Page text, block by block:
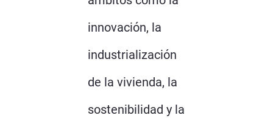
innovación, la
industrialización
de la vivienda, la
sostenibilidad y la